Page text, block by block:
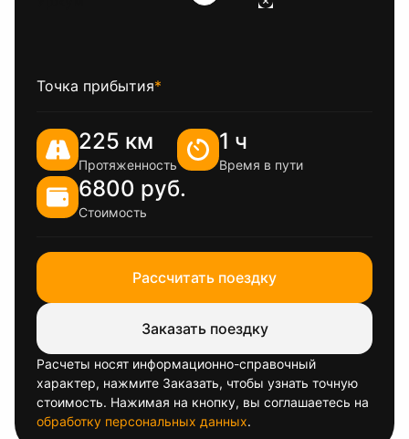
Точка прибытия*
225 км
Протяженность
1 ч
Время в пути
6800 руб.
Стоимость
Рассчитать поездку
Заказать поездку
Расчеты носят информационно-справочный
характер, нажмите Заказать, чтобы узнать точную
стоимость. Нажимая на кнопку, вы соглашаетесь на
обработку персональных данных.